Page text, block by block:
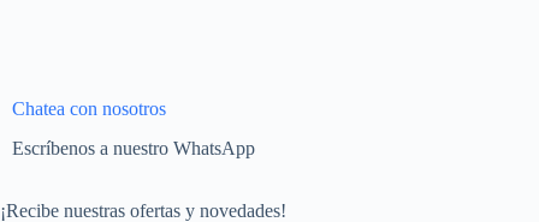
Chatea con nosotros
Escríbenos a nuestro WhatsApp
¡Recibe nuestras ofertas y novedades!